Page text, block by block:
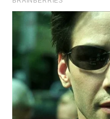
MAJALENGKA
SUBANG
WN
SUKABUMI